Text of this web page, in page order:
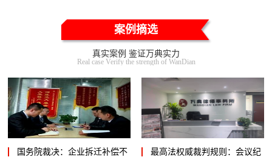
案例摘选
真实案例 鉴证万典实力
Real case Verify the strength of WanDian
国务院裁决：企业拆迁补偿不
最高法权威裁判规则：会议纪